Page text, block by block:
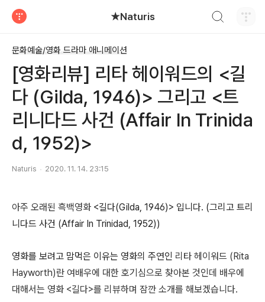
★Naturis
문화예술/영화 드라마 애니메이션
[영화리뷰] 리타 헤이워드의 <길
다 (Gilda, 1946)> 그리고 <트
리니다드 사건 (Affair In Trinida
d, 1952)>
Naturis 2020. 11. 14. 23:15
아주 오래된 흑백영화 <길다(Gilda, 1946)> 입니다. (그리고 트리
니다드 사건 (Affair In Trinidad, 1952))
영화를 보려고 맘먹은 이유는 영화의 주연인 리타 헤이워드 (Rita
Hayworth)란 여배우에 대한 호기심으로 찾아본 것인데 배우에
대해서는 영화 <길다>를 리뷰하며 잠깐 소개를 해보겠습니다.